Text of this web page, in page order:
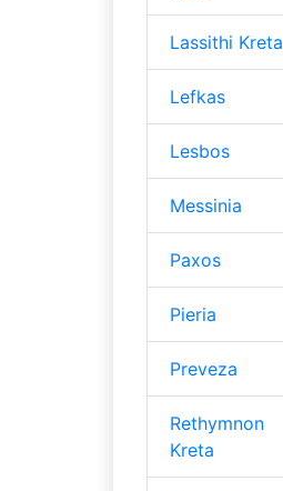
Lassithi Kreta
Lefkas
Lesbos
Messinia
Paxos
Pieria
Preveza
Rethymnon
Kreta